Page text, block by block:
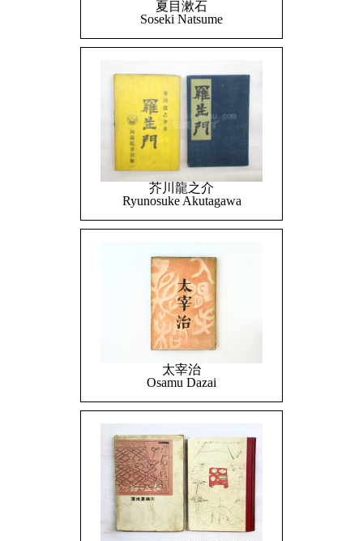
夏目漱石
Soseki Natsume
芥川龍之介
Ryunosuke Akutagawa
太宰治
Osamu Dazai